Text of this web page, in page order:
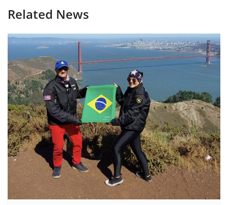
Related News